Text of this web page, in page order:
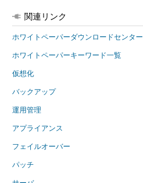
関連リンク
ホワイトペーパーダウンロードセンター
ホワイトペーパーキーワード一覧
仮想化
バックアップ
運用管理
アプライアンス
フェイルオーバー
パッチ